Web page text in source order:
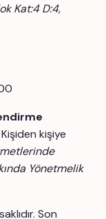
Kat:4 D:4,
kişiye
Yönetmelik
Son